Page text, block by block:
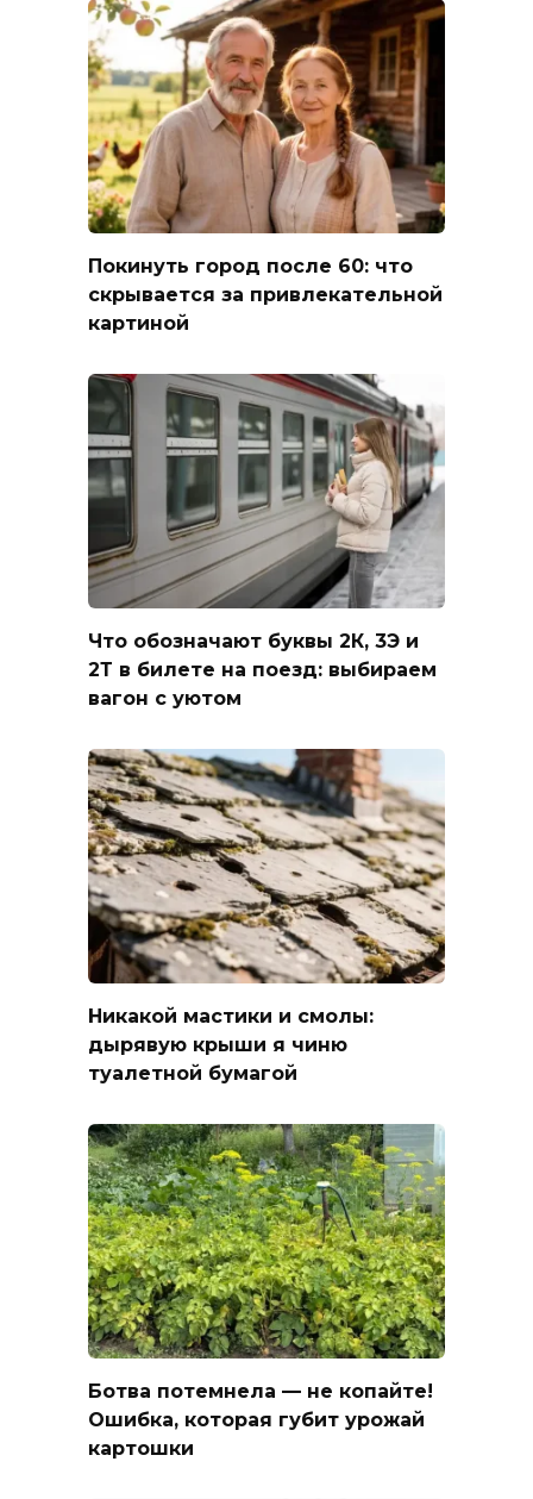
Покинуть город после 60: что
скрывается за привлекательной
картиной
Что обозначают буквы 2К, 3Э и
2Т в билете на поезд: выбираем
вагон с уютом
Никакой мастики и смолы:
дырявую крыши я чиню
туалетной бумагой
Ботва потемнела — не копайте!
Ошибка, которая губит урожай
картошки